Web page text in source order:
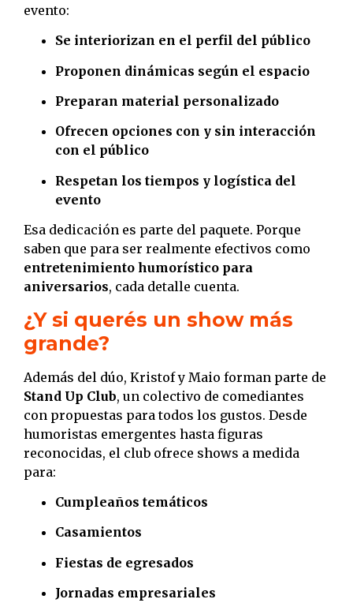
evento:
Se interiorizan en el perfil del público
Proponen dinámicas según el espacio
Preparan material personalizado
Ofrecen opciones con y sin interacción
con el público
Respetan los tiempos y logística del
evento
Esa dedicación es parte del paquete. Porque
saben que para ser realmente efectivos como
entretenimiento humorístico para
aniversarios, cada detalle cuenta.
¿Y si querés un show más
grande?
Además del dúo, Kristof y Maio forman parte de
Stand Up Club, un colectivo de comediantes
con propuestas para todos los gustos. Desde
humoristas emergentes hasta figuras
reconocidas, el club ofrece shows a medida
para:
Cumpleaños temáticos
Casamientos
Fiestas de egresados
Jornadas empresariales